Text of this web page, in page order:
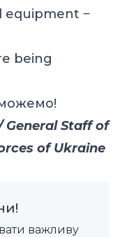
equipment ‒
being
Staff of
of Ukraine
важливу